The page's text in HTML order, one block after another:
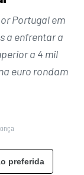
Portugal em
a enfrentar a
a 4 mil
euro rondam
preferida